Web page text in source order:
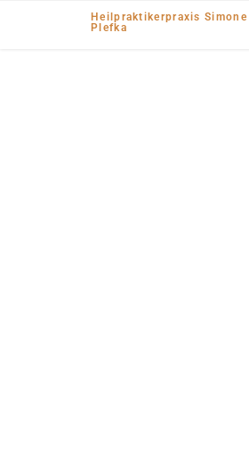
Heilpraktikerpraxis Simone
Plefka